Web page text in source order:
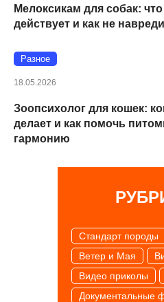
Мелоксикам для собак: что
действует и как не
Разное
18.05.2026
Зоопсихолог для кошек:
делает и как помочь
гармонию
Cтандарт породы
Ветер и Мая
Видео приколы
Документальные